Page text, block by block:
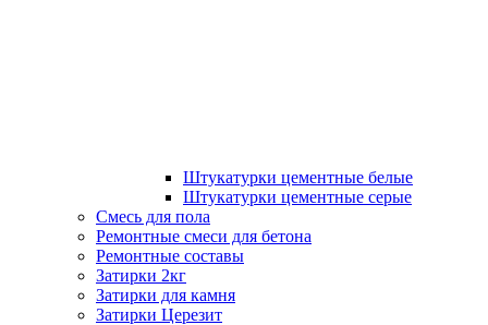
Штукатурки цементные белые
Штукатурки цементные серые
Смесь для пола
Ремонтные смеси для бетона
Ремонтные составы
Затирки 2кг
Затирки для камня
Затирки Церезит